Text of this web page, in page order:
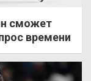
сможет
времени